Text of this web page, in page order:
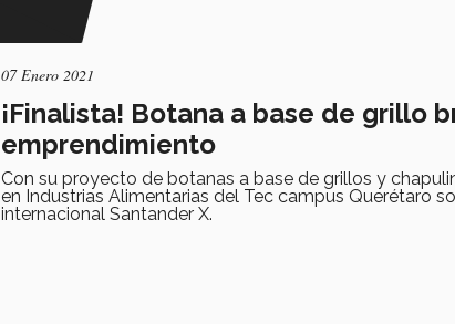
07 Enero 2021
¡Finalista! Botana a base de grillo
emprendimiento
Con su proyecto de botanas a base de grillos y
en Industrias Alimentarias del Tec campus Querétaro
internacional Santander X.